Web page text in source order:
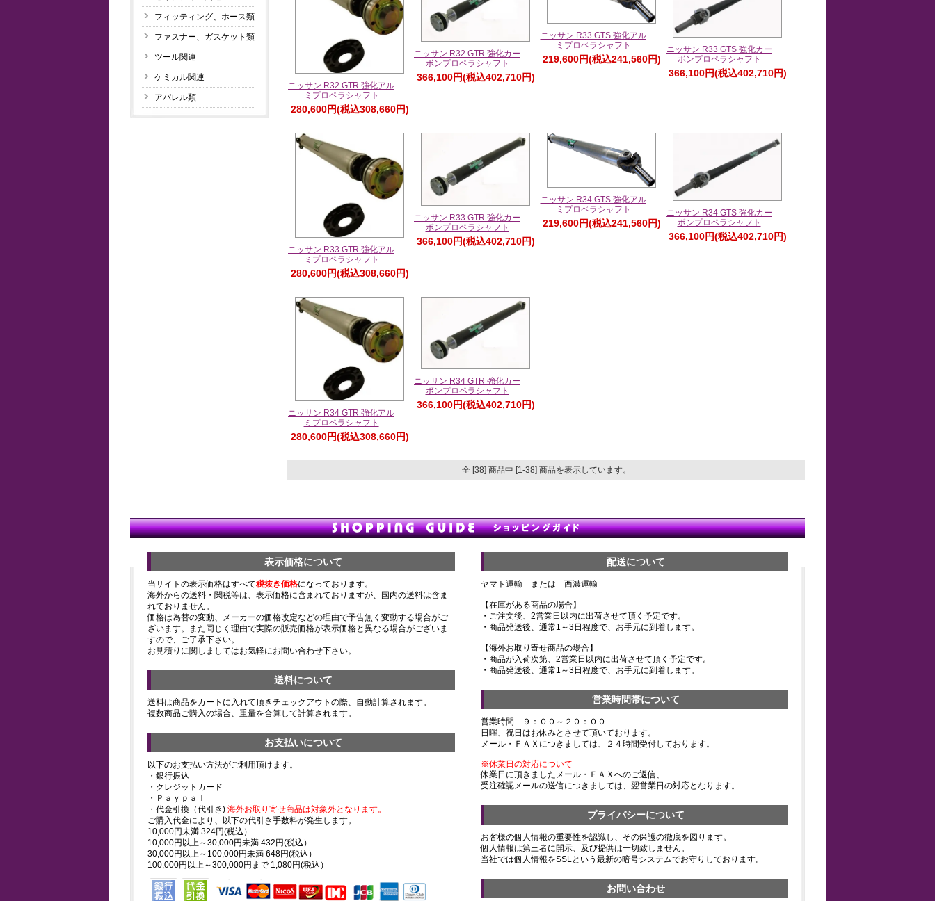
フィッティング、ホース類
ファスナー、ガスケット類
ツール関連
ケミカル関連
アパレル類
ニッサン R32 GTR 強化アル
ミプロペラシャフト
280,600円(税込308,660円)
ニッサン R32 GTR 強化カー
ボンプロペラシャフト
366,100円(税込402,710円)
ニッサン R33 GTS 強化アル
ミプロペラシャフト
219,600円(税込241,560円)
ニッサン R33 GTS 強化カー
ボンプロペラシャフト
366,100円(税込402,710円)
ニッサン R33 GTR 強化アル
ミプロペラシャフト
280,600円(税込308,660円)
ニッサン R33 GTR 強化カー
ボンプロペラシャフト
366,100円(税込402,710円)
ニッサン R34 GTS 強化アル
ミプロペラシャフト
219,600円(税込241,560円)
ニッサン R34 GTS 強化カー
ボンプロペラシャフト
366,100円(税込402,710円)
ニッサン R34 GTR 強化アル
ミプロペラシャフト
280,600円(税込308,660円)
ニッサン R34 GTR 強化カー
ボンプロペラシャフト
366,100円(税込402,710円)
全 [38] 商品中 [1-38] 商品を表示しています。
表示価格について
当サイトの表示価格はすべて税抜き価格になっております。
海外からの送料・関税等は、表示価格に含まれておりますが、国内の送料は含ま
れておりません。
価格は為替の変動、メーカーの価格改定などの理由で予告無く変動する場合がご
ざいます。また同じく理由で実際の販売価格が表示価格と異なる場合がございま
すので、ご了承下さい。
お見積りに関しましてはお気軽にお問い合わせ下さい。
送料について
送料は商品をカートに入れて頂きチェックアウトの際、自動計算されます。
複数商品ご購入の場合、重量を合算して計算されます。
お支払いについて
以下のお支払い方法がご利用頂けます。
・銀行振込
・クレジットカード
・Ｐａｙｐａｌ
・代金引換（代引き) 海外お取り寄せ商品は対象外となります。
ご購入代金により、以下の代引き手数料が発生します。
10,000円未満 324円(税込）
10,000円以上～30,000円未満 432円(税込）
30,000円以上～100,000円未満 648円(税込）
100,000円以上～300,000円まで 1,080円(税込）
配送について
ヤマト運輸 または 西濃運輸
【在庫がある商品の場合】
・ご注文後、2営業日以内に出荷させて頂く予定です。
・商品発送後、通常1～3日程度で、お手元に到着します。
【海外お取り寄せ商品の場合】
・商品が入荷次第、2営業日以内に出荷させて頂く予定です。
・商品発送後、通常1～3日程度で、お手元に到着します。
営業時間帯について
営業時間 ９：００～２０：００
日曜、祝日はお休みとさせて頂いております。
メール・ＦＡＸにつきましては、２４時間受付しております。
※休業日の対応について
休業日に頂きましたメール・ＦＡＸへのご返信、
受注確認メールの送信につきましては、翌営業日の対応となります。
プライバシーについて
お客様の個人情報の重要性を認識し、その保護の徹底を図ります。
個人情報は第三者に開示、及び提供は一切致しません。
当社では個人情報をSSLという最新の暗号システムでお守りしております。
お問い合わせ